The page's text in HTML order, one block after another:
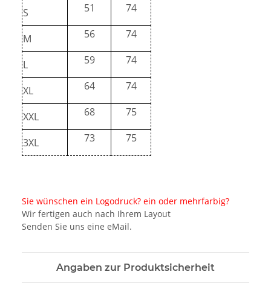
S 51 74
M 56 74
L 59 74
XL 64 74
XXL 68 75
3XL 73 75
Sie wünschen ein Logodruck? ein oder mehrfarbig?
Wir fertigen auch nach Ihrem Layout
Senden Sie uns eine eMail.
Angaben zur Produktsicherheit